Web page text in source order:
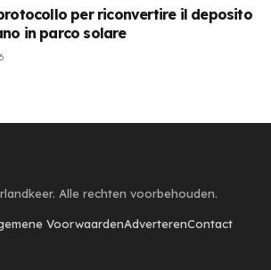
per riconvertire il deposito
in parco solare
Alle rechten voorbehouden.
VoorwaardenAdverterenContact